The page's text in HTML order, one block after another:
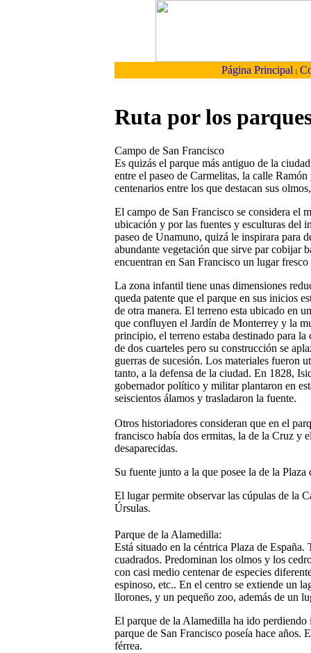
Página Principal |
Ruta por los
Campo de San Francisco
Es quizás el parque más antiguo de la
entre el paseo de Carmelitas, la calle
centenarios entre los que destacan sus
El campo de San Francisco se considera el
ubicación y por las fuentes y esculturas del
paseo de Unamuno, quizá le inspirara para
abundante vegetación que sirve par cobijar
encuentran en San Francisco un lugar
La zona infantil tiene unas dimensiones
queda patente que el parque en sus inicios
de otra manera. El terreno esta ubicado en
que confluyen el Jardín de Monterrey y la
principio, el terreno estaba destinado para la
de dos cuarteles pero su construcción se
guerras de sucesión. Los materiales fueron
tanto, a la defensa de la ciudad. En 1828,
gobernador político y militar plantaron en
seiscientos álamos y trasladaron la fuente.
Otros historiadores consideran que en el
francisco había dos ermitas, la de la Cruz y
desaparecidas.
Su fuente junto a la que posee la de la
El lugar permite observar las cúpulas de la
Úrsulas.
Parque de la Alamedilla:
Está situado en la céntrica Plaza de
cuadrados. Predominan los olmos y los
con casi medio centenar de especies
espinoso, etc.. En el centro se extiende un
llorones, y un pequeño zoo, además de un
El parque de la Alamedilla ha ido
parque de San Francisco poseía hace
férrea.